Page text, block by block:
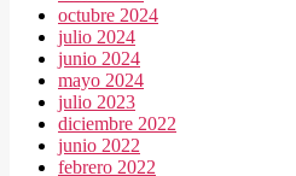
octubre 2024
julio 2024
junio 2024
mayo 2024
julio 2023
diciembre 2022
junio 2022
febrero 2022